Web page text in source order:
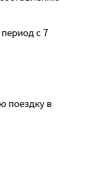
с 7
поездку в